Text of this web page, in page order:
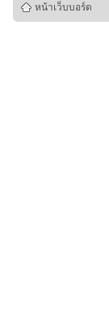
หน้าเว็บบอร์ด